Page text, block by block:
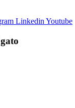
Linkedin Youtube